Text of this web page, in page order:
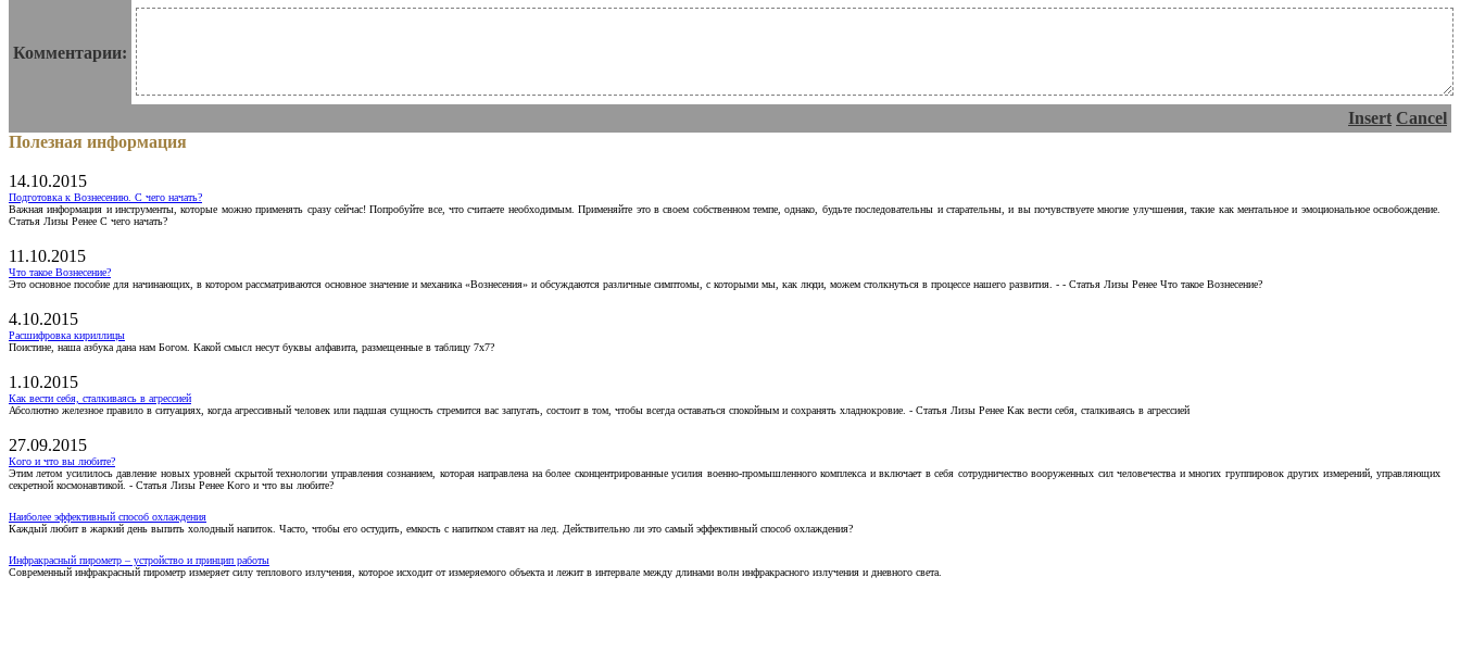
Комментарии:
Insert Cancel
Полезная информация
14.10.2015
Подготовка к Вознесению. С чего начать?
Важная информация и инструменты, которые можно применять сразу сейчас! Попробуйте все, что считаете необходимым. Применяйте это в своем собственном темпе, однако, будьте последовательны и старательны, и вы почувствуете многие улучшения, такие как ментальное и эмоциональное освобождение.
Статья Лизы Ренее С чего начать?
11.10.2015
Что такое Вознесение?
Это основное пособие для начинающих, в котором рассматриваются основное значение и механика «Вознесения» и обсуждаются различные симптомы, с которыми мы, как люди, можем столкнуться в процессе нашего развития. - - Статья Лизы Ренее Что такое Вознесение?
4.10.2015
Расшифровка кириллицы
Поистине, наша азбука дана нам Богом. Какой смысл несут буквы алфавита, размещенные в таблицу 7х7?
1.10.2015
Как вести себя, сталкиваясь в агрессией
Абсолютно железное правило в ситуациях, когда агрессивный человек или падшая сущность стремится вас запугать, состоит в том, чтобы всегда оставаться спокойным и сохранять хладнокровие. - Статья Лизы Ренее Как вести себя, сталкиваясь в агрессией
27.09.2015
Кого и что вы любите?
Этим летом усилилось давление новых уровней скрытой технологии управления сознанием, которая направлена на более сконцентрированные усилия военно-промышленного комплекса и включает в себя сотрудничество вооруженных сил человечества и многих группировок других измерений, управляющих
секретной космонавтикой. - Статья Лизы Ренее Кого и что вы любите?
Наиболее эффективный способ охлаждения
Каждый любит в жаркий день выпить холодный напиток. Часто, чтобы его остудить, емкость с напитком ставят на лед. Действительно ли это самый эффективный способ охлаждения?
Инфракрасный пирометр – устройство и принцип работы
Современный инфракрасный пирометр измеряет силу теплового излучения, которое исходит от измеряемого объекта и лежит в интервале между длинами волн инфракрасного излучения и дневного света.